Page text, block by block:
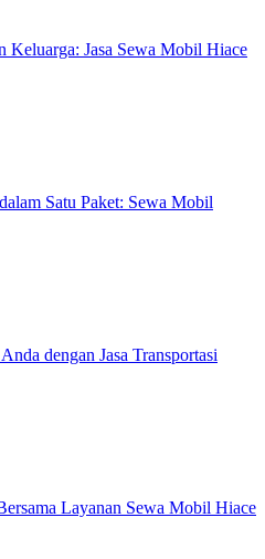
Keluarga: Jasa Sewa Mobil Hiace
Satu Paket: Sewa Mobil
dengan Jasa Transportasi
Layanan Sewa Mobil Hiace